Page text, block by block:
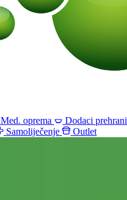
Med. oprema Dodaci prehrani
Samoliječenje Outlet